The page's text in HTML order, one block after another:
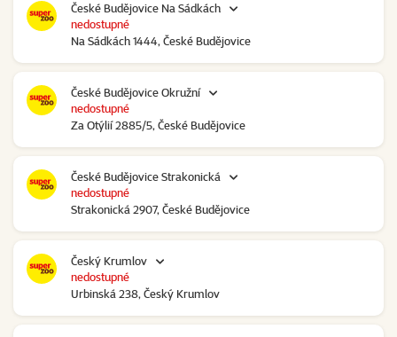
České Budějovice Na Sádkách
Na Sádkách 1444, České Budějovice
nedostupné
České Budějovice Okružní
Za Otýlií 2885/5, České Budějovice
nedostupné
České Budějovice Strakonická
Strakonická 2907, České Budějovice
nedostupné
Český Krumlov
Urbinská 238, Český Krumlov
nedostupné